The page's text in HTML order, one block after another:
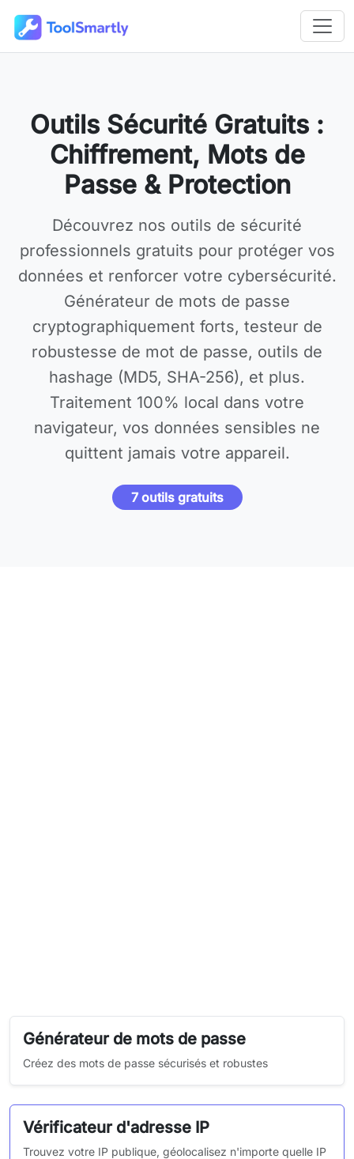
Outils en ligne gratuits ToolSmartly
Outils Sécurité Gratuits :
Chiffrement, Mots de
Passe & Protection
Découvrez nos outils de sécurité
professionnels gratuits pour protéger vos
données et renforcer votre cybersécurité.
Générateur de mots de passe
cryptographiquement forts, testeur de
robustesse de mot de passe, outils de
hashage (MD5, SHA-256), et plus.
Traitement 100% local dans votre
navigateur, vos données sensibles ne
quittent jamais votre appareil.
7 outils gratuits
Générateur de mots de passe
Créez des mots de passe sécurisés et robustes
Vérificateur d'adresse IP
Trouvez votre IP publique, géolocalisez n'importe quelle IP